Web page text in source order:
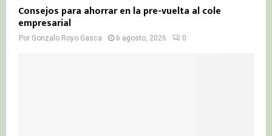
Consejos para ahorrar en la pre-vuelta al cole
empresarial
Por Gonzalo Royo Gasca 6 agosto, 2026 0